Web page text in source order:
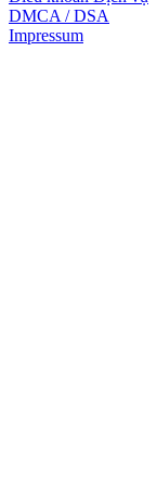
DMCA / DSA
Impressum